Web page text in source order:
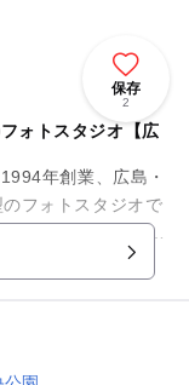
保存
2
ォトスタジオ【広
年創業、広島・
フォトスタジオで
、ご家族写真、ご